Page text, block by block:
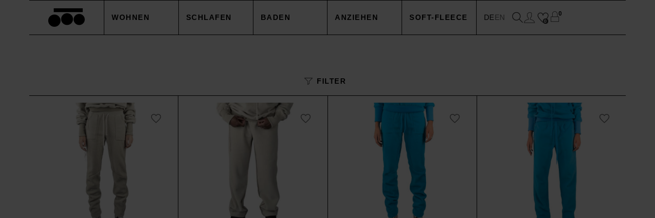
WOHNEN
ACCESSOIRES
SALE
SCHLAFEN
BETTLAKEN
ACCESSOIRES
BADEN
ACCESSOIRES
SALE
ANZIEHEN
CAPES & MÄNTEL
SOFT-FLEECE
ACCESSOIRES
HOSEN
DEEN 0
0
FILTER